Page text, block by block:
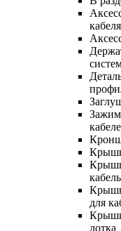
для
лотка